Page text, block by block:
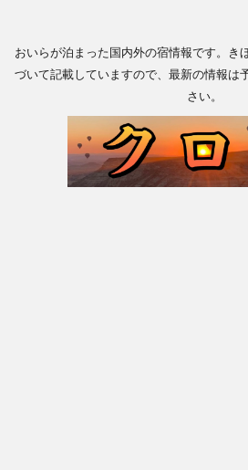
おいらが泊まった国内外の宿情報です。き
づいて記載していますので、最新の情報は
さい。